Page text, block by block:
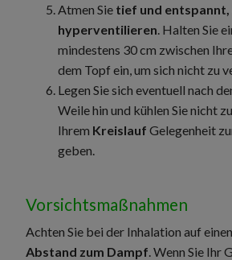
Atmen Sie tief und entspannt,
hyperventilieren . Halten Sie
mindestens 30 cm zwischen
dem Topf ein, um sich nicht zu
Legen Sie sich eventuell nach
Weile hin und kühlen Sie nicht
Ihrem Kreislauf Gelegenheit
geben.
Vorsichtsmaßnahmen
Achten Sie bei der Inhalation auf einen
Abstand zum Dampf . Wenn Sie Ihr